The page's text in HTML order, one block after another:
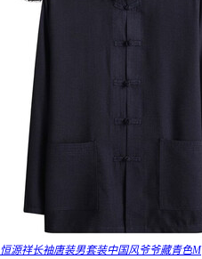
恒源祥长袖唐装男套装中国风爷爷藏青色M